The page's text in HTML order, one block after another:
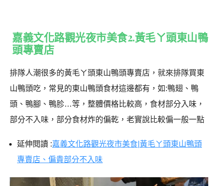
嘉義文化路觀光夜市美食2.黃毛ㄚ頭東山鴨
頭專賣店
排隊人潮很多的黃毛ㄚ頭東山鴨頭專賣店，就來排隊買東
山鴨頭吃，常見的東山鴨頭食材這邊都有，如:鴨翅、鴨
頭、鴨腳、鴨胗…等，整體價格比較高，食材部分入味，
部分不入味，部分食材炸的偏乾，老實說比較偏一般一點
延伸閱讀 :嘉義文化路觀光夜市美食|黃毛ㄚ頭東山鴨頭
專賣店、偏貴部分不入味